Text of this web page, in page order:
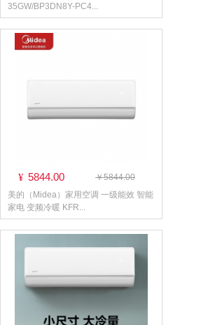
35GW/BP3DN8Y-PC4...
¥ 5844.00
￥5844.00
美的（Midea）家用空调 一级能效 智能
家电 变频冷暖 KFR...